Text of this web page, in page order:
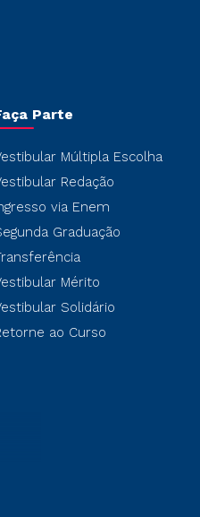
Parte
Múltipla Escolha
Redação
via Enem
Graduação
Mérito
Solidário
ao Curso